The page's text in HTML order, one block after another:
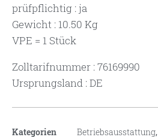
prüfpflichtig : ja
Gewicht : 10.50 Kg
VPE = 1 Stück
Zolltarifnummer : 76169990
Ursprungsland : DE
Kategorien Betriebsausstattung,